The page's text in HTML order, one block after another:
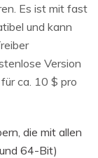
Es ist mit fast
und kann
Version
ca. 10 $ pro
die mit allen
64-Bit)